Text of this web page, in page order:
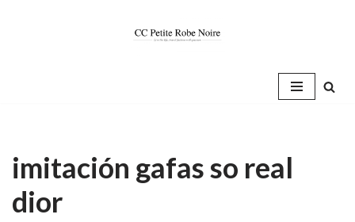
imitación gafas so real
dior